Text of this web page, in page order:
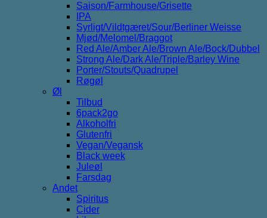
Saison/Farmhouse/Grisette
IPA
Syrligt/Vildtgæret/Sour/Berliner Weisse
Mjød/Melomel/Braggot
Red Ale/Amber Ale/Brown Ale/Bock/Dubbel
Strong Ale/Dark Ale/Triple/Barley Wine
Porter/Stouts/Quadrupel
Røgøl
Øl
Tilbud
6pack2go
Alkoholfri
Glutenfri
Vegan/Vegansk
Black week
Juleøl
Farsdag
Andet
Spiritus
Cider